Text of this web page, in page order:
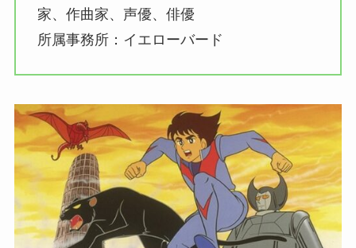
家、作曲家、声優、俳優
所属事務所：イエローバード